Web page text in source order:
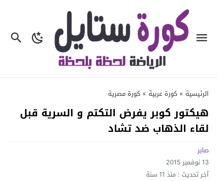
الرئيسية » كورة عربية » كورة مصرية
هيكتور كوبر يفرض التكتم و السرية قبل
لقاء الذهاب ضد تشاد
صابر
13 نوفمبر 2015
آخر تحديث : منذ 11 سنة